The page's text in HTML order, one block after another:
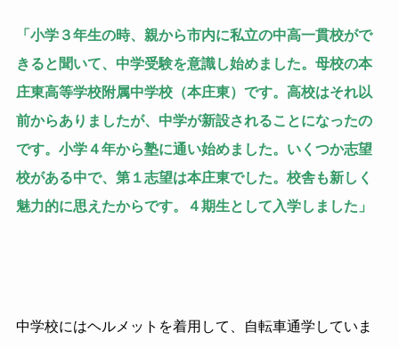
「小学３年生の時、親から市内に私立の中高一貫校がで
きると聞いて、中学受験を意識し始めました。母校の本
庄東高等学校附属中学校（本庄東）です。高校はそれ以
前からありましたが、中学が新設されることになったの
です。小学４年から塾に通い始めました。いくつか志望
校がある中で、第１志望は本庄東でした。校舎も新しく
魅力的に思えたからです。４期生として入学しました」
中学校にはヘルメットを着用して、自転車通学していま